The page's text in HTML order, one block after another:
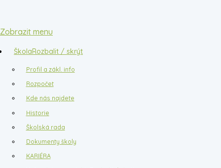
Zobrazit menu
ŠkolaRozbalit / skrýt
Profil a zákl. info
Rozpočet
Kde nás najdete
Historie
Školská rada
Dokumenty školy
KARIÉRA